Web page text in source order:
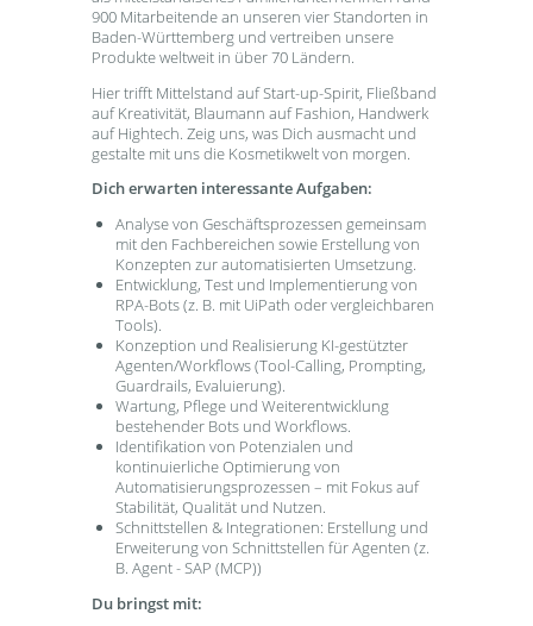
900 Mitarbeitende an unseren vier Standorten in
Baden-Württemberg und vertreiben unsere
Produkte weltweit in über 70 Ländern.
Hier trifft Mittelstand auf Start-up-Spirit, Fließband
auf Kreativität, Blaumann auf Fashion, Handwerk
auf Hightech. Zeig uns, was Dich ausmacht und
gestalte mit uns die Kosmetikwelt von morgen.
Dich erwarten interessante Aufgaben:
Analyse von Geschäftsprozessen gemeinsam
mit den Fachbereichen sowie Erstellung von
Konzepten zur automatisierten Umsetzung.
Entwicklung, Test und Implementierung von
RPA-Bots (z. B. mit UiPath oder vergleichbaren
Tools).
Konzeption und Realisierung KI-gestützter
Agenten/Workflows (Tool-Calling, Prompting,
Guardrails, Evaluierung).
Wartung, Pflege und Weiterentwicklung
bestehender Bots und Workflows.
Identifikation von Potenzialen und
kontinuierliche Optimierung von
Automatisierungsprozessen – mit Fokus auf
Stabilität, Qualität und Nutzen.
Schnittstellen & Integrationen: Erstellung und
Erweiterung von Schnittstellen für Agenten (z.
B. Agent - SAP (MCP))
Du bringst mit: